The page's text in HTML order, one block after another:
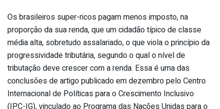
Os brasileiros super-ricos pagam menos imposto, na
proporção da sua renda, que um cidadão típico de classe
média alta, sobretudo assalariado, o que viola o princípio da
progressividade tributária, segundo o qual o nível de
tributação deve crescer com a renda. Essa é uma das
conclusões de artigo publicado em dezembro pelo Centro
Internacional de Políticas para o Crescimento Inclusivo
(IPC-IG), vinculado ao Programa das Nações Unidas para o